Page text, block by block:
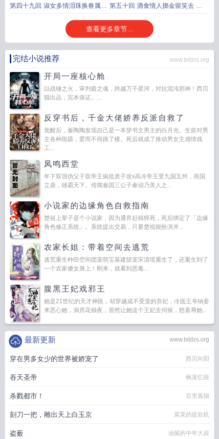
功成喝彩旦夕自寻香 读书补拙勉力答琼瑶
第四十九回 淑女多情泪珠换眷属 第五十回 酒食情人掷金留笑去 脂
粉地狱微服看花来
查看更多章节...
完结小说推荐 www.txtdzs.org
开局一座核心舱
以战锤之火，审判庭之魂，跨越万千星河，对抗混沌邪神！西贝
猫出品，完本保证。...
反穿书后，千金大佬娇养反派自救了
觉醒后，秦陶陶发现自己是一本穿书文男主的白月光。生前对男
主各种跪舔，爱而不得跳了楼。死后就成了推动男女主感情戏
工...
凤鸣西堂
年下双强伪父子双帝王疯批质子攻x高冷帝王受九国五州，燕国
立鼎，雄霸天下。传闻秦国三公子秦诏乃美人之...
小说家的边缘角色自救指南
楚祖上辈子是个小说家，因为通宵赶稿猝死，死后绑定了「边缘
角色修正系统」。系统提出交易，只要楚祖能扮演并...
农家长姐：带着空间去逃荒
逃荒重生种田空间团宠萌宝基建甜宠宋清瑶重生了，还重生到了
一个农家傻女身上！刚来，就看到恶毒...
腹黑王妃戏邪王
她是21世纪的天才神医，却穿越成不受宠的弃妃，冷面王爷纳妾
来恶心她，洞房花烛夜，居然让她这个王妃去伺候，想羞辱她...
www.txtdzs.org
最新更新
穿在男多女少的世界被娇宠了 西贝向阳
吞天圣帝 枫落忆痕
杀戮都市！ 百里孤烟
刻刀一把，雕出天上白玉京 菜菜的提款机
盗薮 油腻的中年大叔